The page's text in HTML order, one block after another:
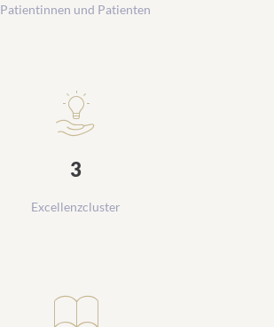
Patientinnen und Patienten
3
Excellenzcluster